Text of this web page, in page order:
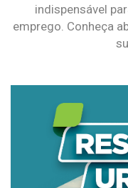
indispensável
emprego. Conheça